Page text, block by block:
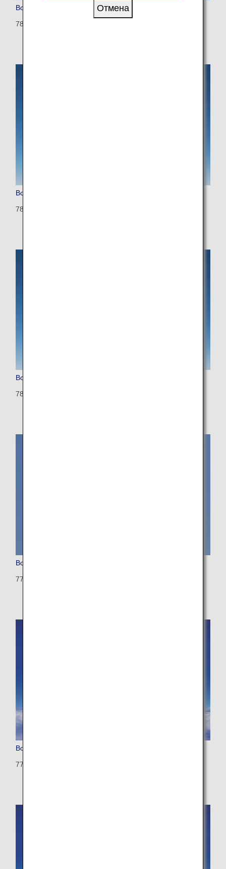
Boeing 787-9
789: 375 seats (28 seats)
Boeing 787-8 (Dreamliner)
788: 335 seats (12 seats)
Boeing 787-8 (Configured for International Flights)
788: 240 seats (42 seats)
Boeing 777-300 (Triple Seven)
773: 514 seats (21 seats)
Boeing 777-200 (Triple Seven)
772: 405 seats (21 seats)
Отмена